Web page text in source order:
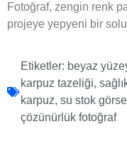
Fotoğraf, zengin renk
projeye yepyeni bir
Etiketler: beyaz
karpuz tazeliği,
karpuz, su stok
çözünürlük fotoğraf